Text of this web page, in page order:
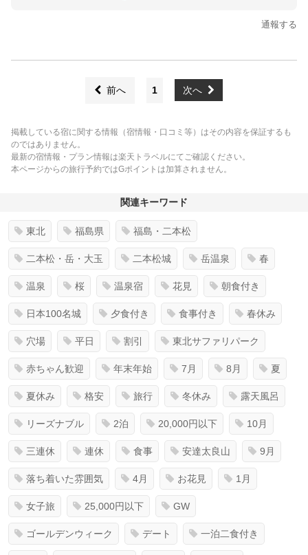
通報する
前へ 1 次へ
掲載している宿に関する情報（宿情報・口コミ等）はその内容を保証するも
のではありません。
最新の宿情報・プラン情報は楽天トラベルにてご確認ください。
本ページからの旅行予約ではGポイントは加算されません。
関連キーワード
東北 福島県 福島・二本松
二本松・岳・大玉 二本松城 岳温泉 春
温泉 桜 温泉宿 花見 朝食付き
日本100名城 夕食付き 食事付き 春休み
穴場 平日 割引 東北サファリパーク
赤ちゃん歓迎 年末年始 7月 8月 夏
夏休み 格安 旅行 冬休み 露天風呂
リーズナブル 2泊 20,000円以下 10月
三連休 連休 食事 安達太良山 9月
落ち着いた雰囲気 4月 お花見 1月
女子旅 25,000円以下 GW
ゴールデンウィーク デート 一泊二食付き